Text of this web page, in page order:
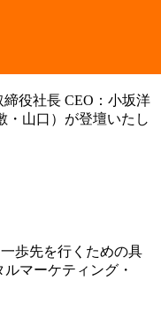
役社長 CEO：小坂洋
・山口）が登壇いたし
歩先を行くための具
マーケティング・